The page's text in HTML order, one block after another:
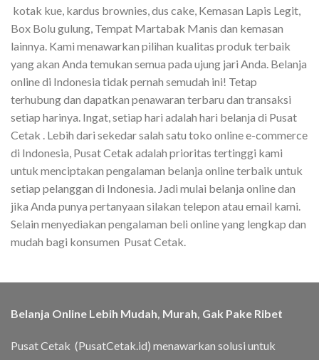
kotak kue, kardus brownies, dus cake, Kemasan Lapis Legit,
Box Bolu gulung, Tempat Martabak Manis dan kemasan
lainnya. Kami menawarkan pilihan kualitas produk terbaik
yang akan Anda temukan semua pada ujung jari Anda. Belanja
online di Indonesia tidak pernah semudah ini! Tetap
terhubung dan dapatkan penawaran terbaru dan transaksi
setiap harinya. Ingat, setiap hari adalah hari belanja di Pusat
Cetak . Lebih dari sekedar salah satu toko online e-commerce
di Indonesia, Pusat Cetak adalah prioritas tertinggi kami
untuk menciptakan pengalaman belanja online terbaik untuk
setiap pelanggan di Indonesia. Jadi mulai belanja online dan
jika Anda punya pertanyaan silakan telepon atau email kami.
Selain menyediakan pengalaman beli online yang lengkap dan
mudah bagi konsumen Pusat Cetak.
Belanja Online Lebih Mudah, Murah, Gak Pake Ribet
Pusat Cetak (PusatCetak.id) menawarkan solusi untuk